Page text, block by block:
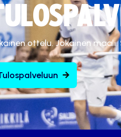
ottelu. Jokainen